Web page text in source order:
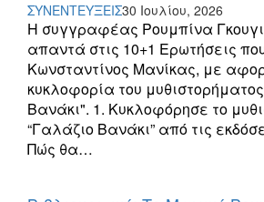
ΣΥΝΕΝΤΕΥΞΕΙΣ30 Ιουλίου, 2026
Η συγγραφέας Ρουμπίνα
απαντά στις 10+1 Ερωτήσεις
Κωνσταντίνος Μανίκας, με
κυκλοφορία του
Βανάκι". 1. Κυκλοφόρησε το
“Γαλάζιο Βανάκι” από τις
Πώς θα…